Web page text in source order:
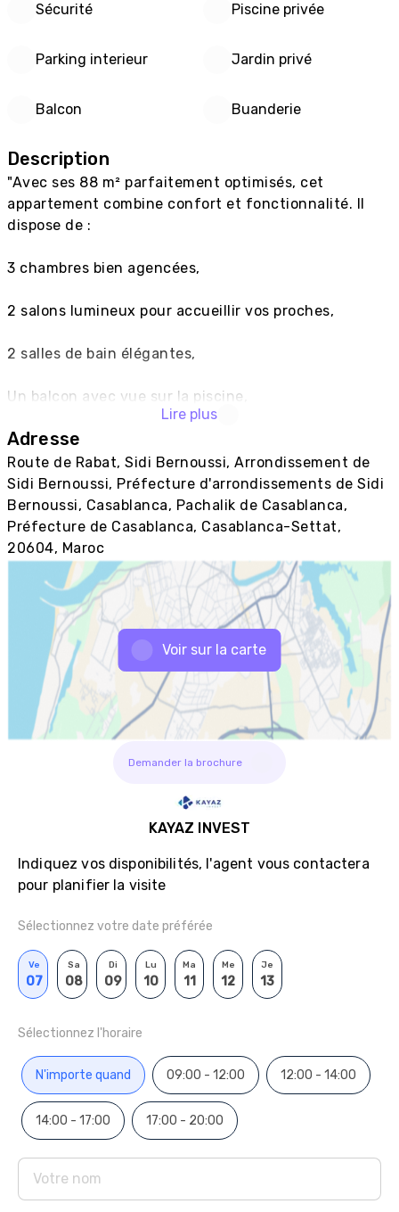
Sécurité Piscine privée
Parking interieur Jardin privé
Balcon Buanderie
Description
"Avec ses 88 m² parfaitement optimisés, cet
appartement combine confort et fonctionnalité. Il
dispose de :
3 chambres bien agencées,
2 salons lumineux pour accueillir vos proches,
2 salles de bain élégantes,
Un balcon avec vue sur la piscine,
Une buanderie intégrée pour plus de praticité.
L’adresse parfaite pour ceux qui souhaitent
conjuguer vie moderne et sérénité"
Lire plus
Adresse
Route de Rabat, Sidi Bernoussi, Arrondissement de
Sidi Bernoussi, Préfecture d'arrondissements de Sidi
Bernoussi, Casablanca, Pachalik de Casablanca,
Préfecture de Casablanca, Casablanca-Settat,
20604, Maroc
Voir sur la carte
Demander la brochure
KAYAZ INVEST
Indiquez vos disponibilités, l'agent vous contactera
pour planifier la visite
Sélectionnez votre date préférée
Ve
07
Sa
08
Di
09
Lu
10
Ma
11
Me
12
Je
13
Sélectionnez l'horaire
N'importe quand 09:00 - 12:00 12:00 - 14:00
14:00 - 17:00 17:00 - 20:00